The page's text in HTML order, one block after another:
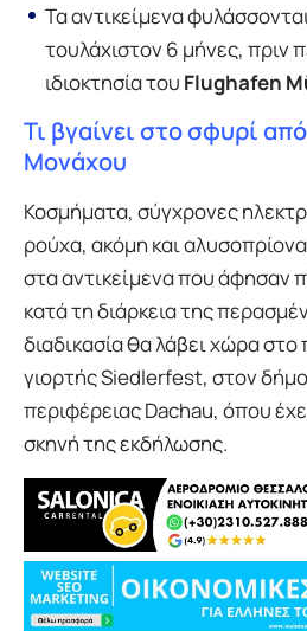
Τα αντικείμενα
τουλάχιστον 6 μήνες, πριν
ιδιοκτησία του Flughafen
Τι βγαίνει στο σφυρί
Μονάχου
Κοσμήματα, σύγχρονες
ρούχα, ακόμη και
στα αντικείμενα που άφησαν
κατά τη διάρκεια της
διαδικασία θα λάβει χώρα στο
γιορτής Siedlerfest, στον
περιφέρειας Dachau, όπου
σκηνή της εκδήλωσης.